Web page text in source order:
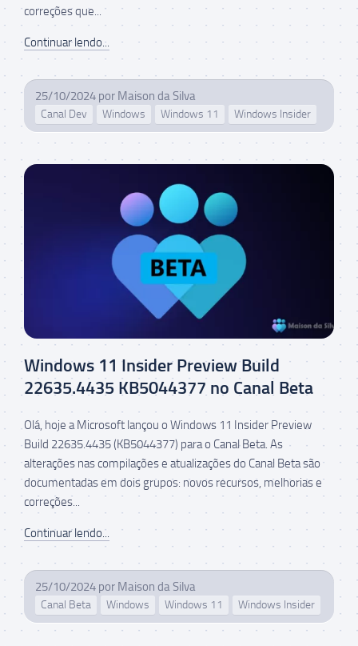
correções que...
Continuar lendo...
25/10/2024 por Maison da Silva
Canal Dev Windows Windows 11 Windows Insider
Windows 11 Insider Preview Build
22635.4435 KB5044377 no Canal Beta
Olá, hoje a Microsoft lançou o Windows 11 Insider Preview
Build 22635.4435 (KB5044377) para o Canal Beta. As
alterações nas compilações e atualizações do Canal Beta são
documentadas em dois grupos: novos recursos, melhorias e
correções...
Continuar lendo...
25/10/2024 por Maison da Silva
Canal Beta Windows Windows 11 Windows Insider